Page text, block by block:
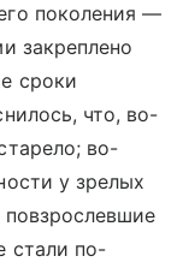
поколения —
закреплено
сроки
что, во-
во-
у зрелых
стали по-